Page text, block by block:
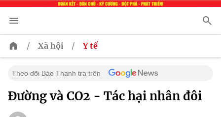
/ Xã hội / Y tế
Theo dõi Báo Thanh tra trên
Đường và CO2 - Tác hại nhân đôi